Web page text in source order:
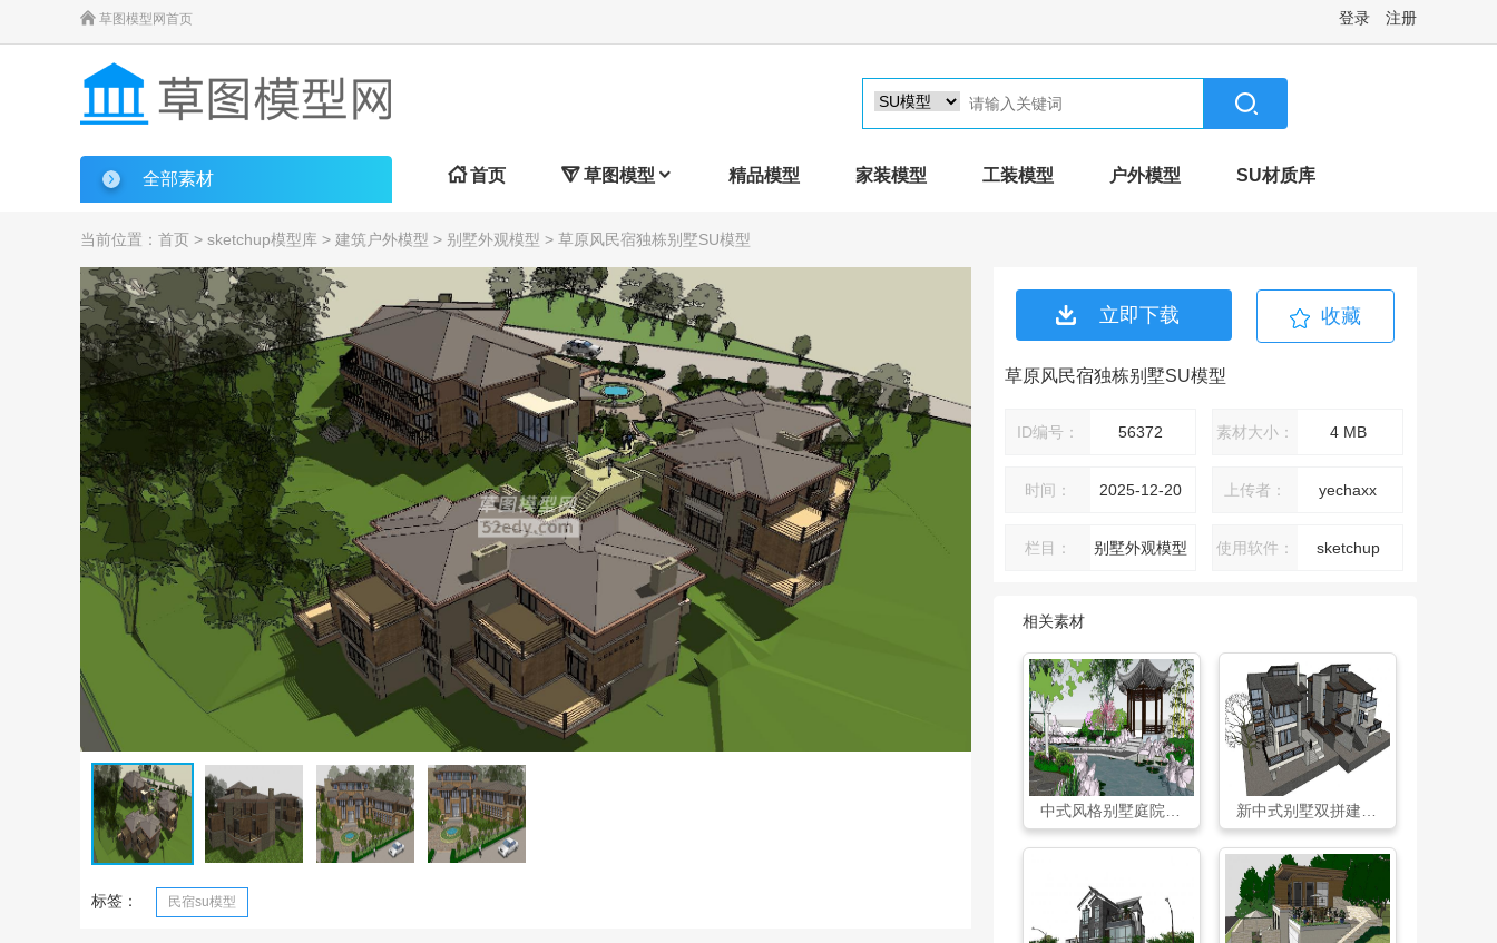
 草图模型网首页 登录 注册
全部素材 首页 草图模型  精品模型 家装模型 工装模型 户外模型 SU材质库
当前位置： 首页 > sketchup模型库 > 建筑户外模型 > 别墅外观模型 > 草原风民宿独栋别墅SU模型
标签： 民宿su模型
立即下载 收藏
草原风民宿独栋别墅SU模型
ID编号： 56372 素材大小： 4 MB
时间： 2025-12-20 上传者： yechaxx
栏目： 别墅外观模型 使用软件： sketchup
相关素材